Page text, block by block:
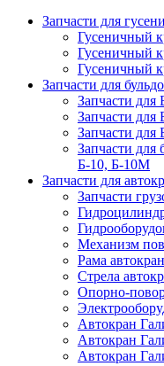
Запчасти для
Гусеничный
Гусеничный
Гусеничный
Запчасти для
Запчасти для
Запчасти для
Запчасти для
Запчасти для
Б-10, Б-10М
Запчасти для
Запчасти
Механизм
Рама
Стрела
Опорно-
Автокран
Автокран
Автокран